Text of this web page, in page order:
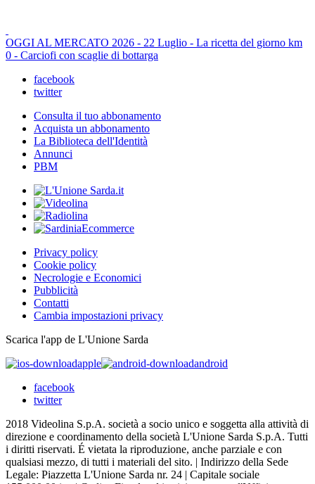
OGGI AL MERCATO 2026 - 22 Luglio - La ricetta del giorno km
0 - Carciofi con scaglie di bottarga
facebook
twitter
Consulta il tuo abbonamento
Acquista un abbonamento
La Biblioteca dell'Identità
Annunci
PBM
Privacy policy
Cookie policy
Necrologie e Economici
Pubblicità
Contatti
Cambia impostazioni privacy
Scarica l'app de L'Unione Sarda
apple
android
facebook
twitter
2018 Videolina S.p.A. società a socio unico e soggetta alla attività di
direzione e coordinamento della società L'Unione Sarda S.p.A. Tutti
i diritti riservati. É vietata la riproduzione, anche parziale e con
qualsiasi mezzo, di tutti i materiali del sito. | Indirizzo della Sede
Legale: Piazzetta L'Unione Sarda nr. 24 | Capitale sociale